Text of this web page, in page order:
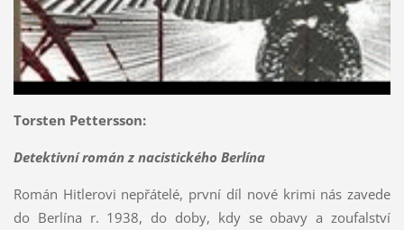
Torsten Pettersson:
Detektivní román z nacistického Berlína
Román Hitlerovi nepřátelé, první díl nové krimi nás zavede
do Berlína r. 1938, do doby, kdy se obavy a zoufalství